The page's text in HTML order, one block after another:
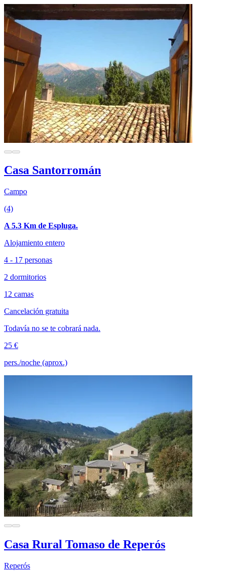
Casa Santorromán
Campo
(4)
A 5.3 Km de Espluga.
Alojamiento entero
4 - 17 personas
2 dormitorios
12 camas
Cancelación gratuita
Todavía no se te cobrará nada.
25 €
pers./noche (aprox.)
Casa Rural Tomaso de Reperós
Reperós